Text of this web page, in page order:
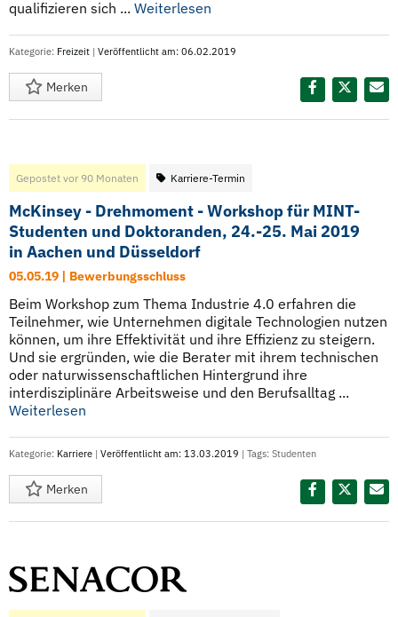
qualifizieren sich ... Weiterlesen
Kategorie: Freizeit | Veröffentlicht am: 06.02.2019
Merken
Gepostet vor 90 Monaten Karriere-Termin
McKinsey - Drehmoment - Workshop für MINT-
Studenten und Doktoranden, 24.-25. Mai 2019
in Aachen und Düsseldorf
05.05.19 | Bewerbungsschluss
Beim Workshop zum Thema Industrie 4.0 erfahren die
Teilnehmer, wie Unternehmen digitale Technologien nutzen
können, um ihre Effektivität und ihre Effizienz zu steigern.
Und sie ergründen, wie die Berater mit ihrem technischen
oder naturwissenschaftlichen Hintergrund ihre
interdisziplinäre Arbeitsweise und den Berufsalltag ...
Weiterlesen
Kategorie: Karriere | Veröffentlicht am: 13.03.2019 | Tags: Studenten
Merken